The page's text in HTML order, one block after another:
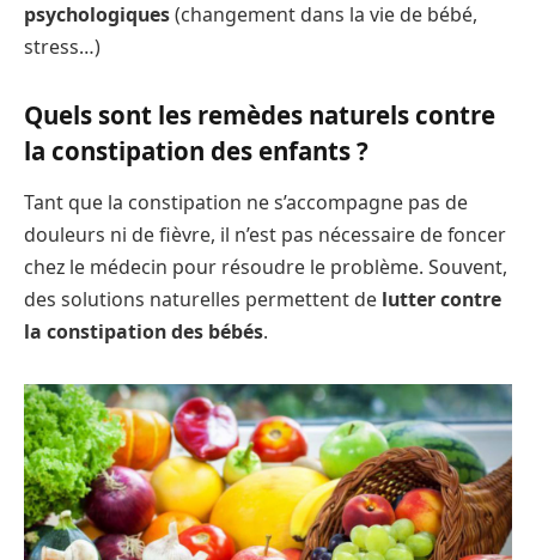
psychologiques(changement dans la vie de bébé,
stress…)
Quels sont les remèdes naturels contre
la constipation des enfants ?
Tant que la constipation ne s’accompagne pas de
douleurs ni de fièvre, il n’est pas nécessaire de foncer
chez le médecin pour résoudre le problème. Souvent,
des solutions naturelles permettent de lutter contre
la constipation des bébés.